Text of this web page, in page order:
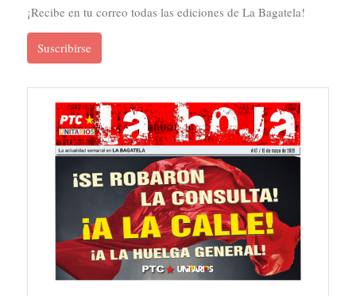
¡Recibe en tu correo todas las ediciones de La Bagatela!
Suscribirse